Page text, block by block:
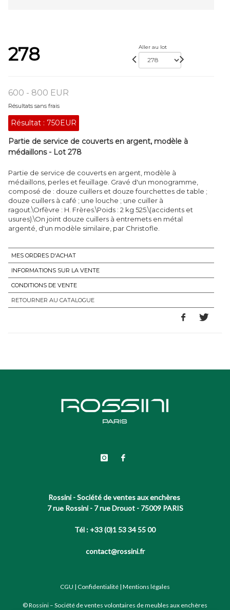
278 Aller au lot
600 - 800 EUR
Résultats sans frais
Résultat : 750EUR
Partie de service de couverts en argent, modèle à
médaillons - Lot 278
Partie de service de couverts en argent, modèle à
médaillons, perles et feuillage. Gravé d'un monogramme,
composé de : douze cuillers et douze fourchettes de table ;
douze cuillers à café ; une louche ; une cuiller à
ragout.\Orfèvre : H. Frères.\Poids : 2 kg 525.\(accidents et
usures).\On joint douze cuillers à entremets en métal
argenté, d'un modèle similaire, par Christofle.
MES ORDRES D'ACHAT
INFORMATIONS SUR LA VENTE
CONDITIONS DE VENTE
RETOURNER AU CATALOGUE
Rossini - Société de ventes aux enchères
7 rue Rossini - 7 rue Drouot - 75009 PARIS
Tél : +33 (0)1 53 34 55 00
contact@rossini.fr
CGU | Confidentialité | Mentions légales
© Rossini – Société de ventes volontaires de meubles aux enchères